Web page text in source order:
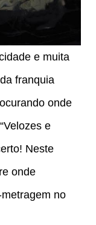
e muita
franquia
onde
e
Neste
onde
no